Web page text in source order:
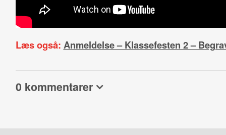
Læs også: Anmeldelse – Klassefesten 2 –
0 kommentarer